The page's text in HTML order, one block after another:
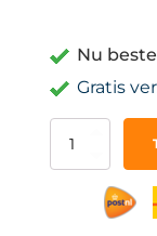
Nu
Gratis
Reiswekker